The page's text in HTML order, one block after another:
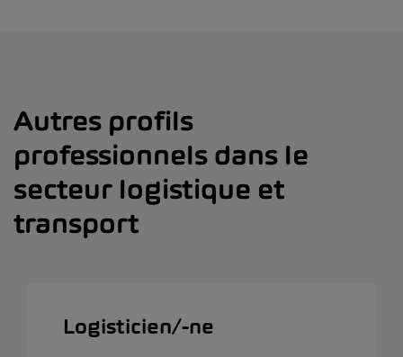
Autres profils
professionnels dans le
secteur logistique et
transport
Logisticien/-ne